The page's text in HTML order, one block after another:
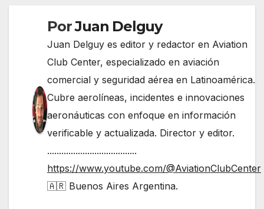
PorJuan Delguy
Juan Delguy es editor y redactor en Aviation
Club Center, especializado en aviación
comercial y seguridad aérea en Latinoamérica.
Cubre aerolíneas, incidentes e innovaciones
aeronáuticas con enfoque en información
verificable y actualizada. Director y editor.
......................................
https://www.youtube.com/@AviationClubCenter
🇦🇷 Buenos Aires Argentina.